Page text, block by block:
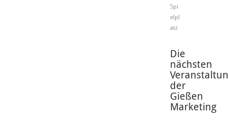
Spi
elpl
atz
Die
nächsten
der
Gießen
Marketing